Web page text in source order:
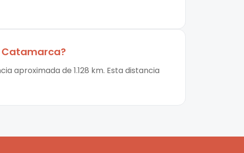
Catamarca?
aproximada de 1.128 km. Esta distancia